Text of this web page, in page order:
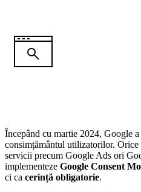
Începând cu martie 2024, Google
consimțământul utilizatorilor. Orice
servicii precum Google Ads ori
implementeze Google Consent
ci ca cerință obligatorie.